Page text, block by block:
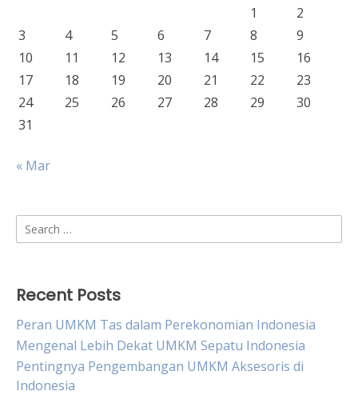
1
2
3
4 5 6 7 8
9
10
11 12 13 14 15
16
17
18 19 20 21 22
23
24
25 26 27 28 29
30
31
« Mar
Search
for:
Recent Posts
Peran UMKM Tas dalam Perekonomian Indonesia
Mengenal Lebih Dekat UMKM Sepatu Indonesia
Pentingnya Pengembangan UMKM Aksesoris di
Indonesia